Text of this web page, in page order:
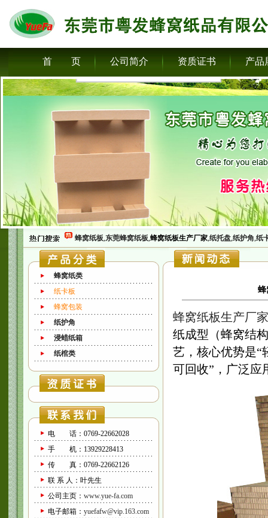
首 页 公司简介 资质证书 产品
蜂窝纸板,东莞蜂窝纸板,蜂窝纸板生产厂家,纸托盘,纸护角,纸
蜂窝纸类
纸卡板
蜂窝包装
纸护角
浸蜡纸箱
纸棺类
电 话：0769-22662028
手 机：13929228413
传 真：0769-22662126
联 系 人：叶先生
公司主页： www.yue-fa.com
电子邮箱： yuefafw@vip.163.com
蜂
蜂窝纸板生产厂家
纸成型（蜂窝结
艺，核心优势是“
可回收”，广泛应